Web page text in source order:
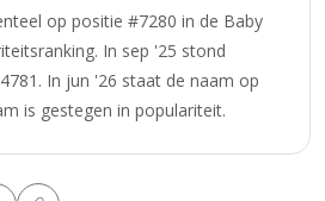
op positie #7280 in de Baby
In sep '25 stond
In jun '26 staat de naam op
is gestegen in populariteit.